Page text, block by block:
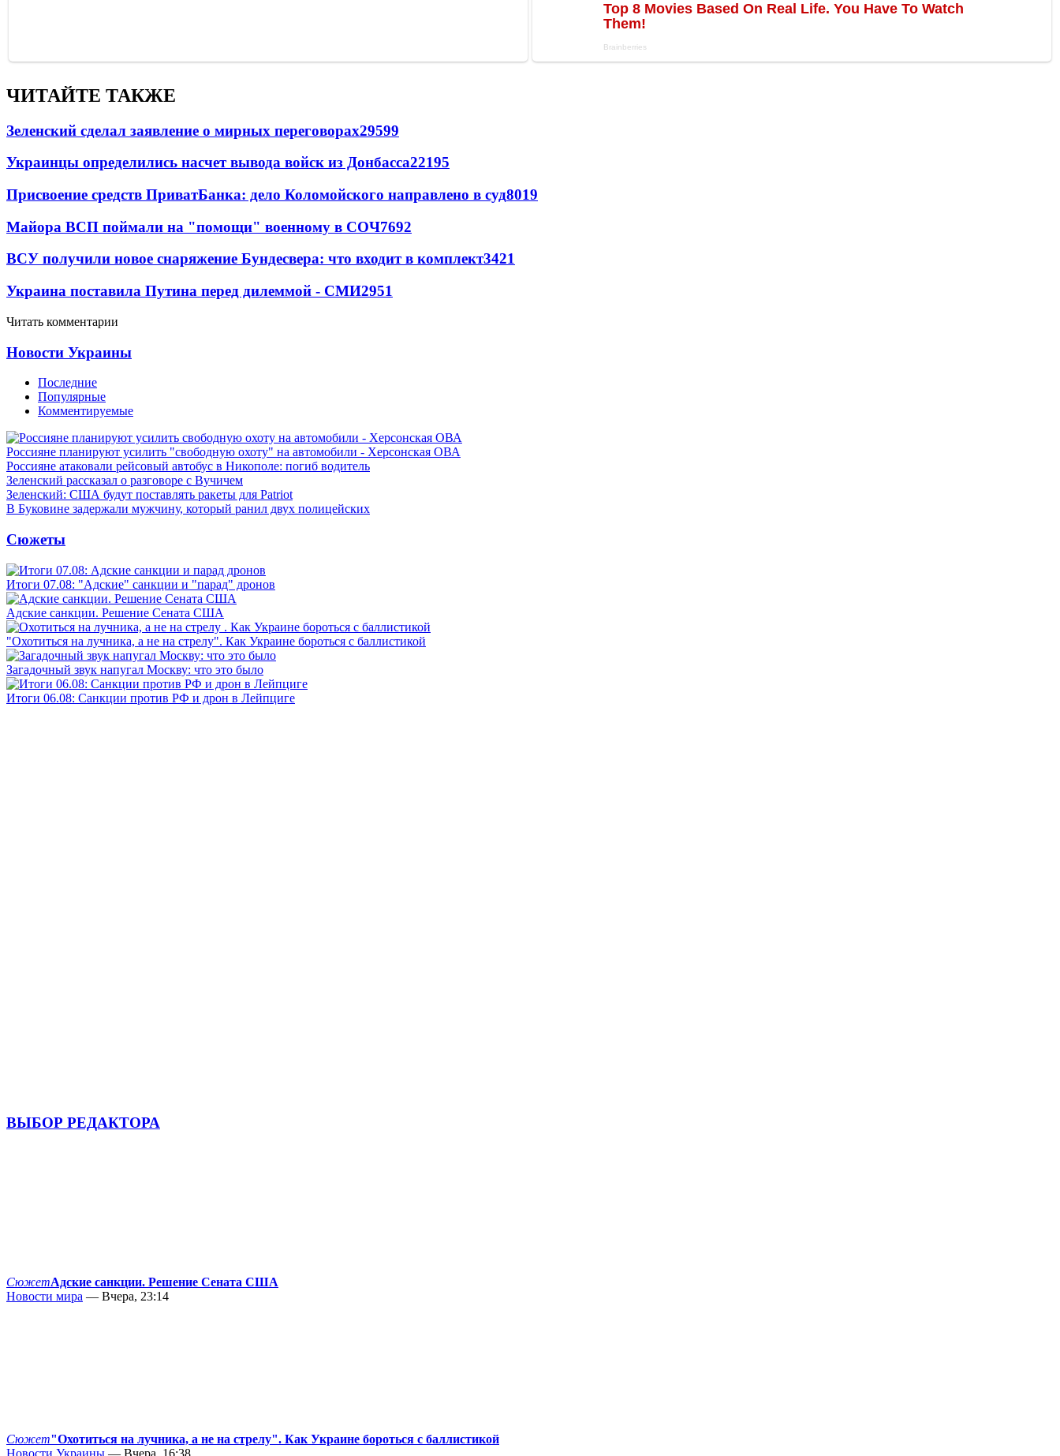
ЧИТАЙТЕ ТАКЖЕ
Зеленский сделал заявление о мирных переговорах29599
Украинцы определились насчет вывода войск из Донбасса22195
Присвоение средств ПриватБанка: дело Коломойского направлено в суд8019
Майора ВСП поймали на "помощи" военному в СОЧ7692
ВСУ получили новое снаряжение Бундесвера: что входит в комплект3421
Украина поставила Путина перед дилеммой - СМИ2951
Читать комментарии
Новости Украины
Последние
Популярные
Комментируемые
Россияне планируют усилить "свободную охоту" на автомобили - Херсонская ОВА
Россияне атаковали рейсовый автобус в Никополе: погиб водитель
Зеленский рассказал о разговоре с Вучичем
Зеленский: США будут поставлять ракеты для Patriot
В Буковине задержали мужчину, который ранил двух полицейских
Сюжеты
Итоги 07.08: "Адские" санкции и "парад" дронов
Адские санкции. Решение Сената США
"Охотиться на лучника, а не на стрелу". Как Украине бороться с баллистикой
Загадочный звук напугал Москву: что это было
Итоги 06.08: Санкции против РФ и дрон в Лейпциге
ВЫБОР РЕДАКТОРА
СюжетАдские санкции. Решение Сената США
Новости мира — Вчера, 23:14
Сюжет"Охотиться на лучника, а не на стрелу". Как Украине бороться с баллистикой